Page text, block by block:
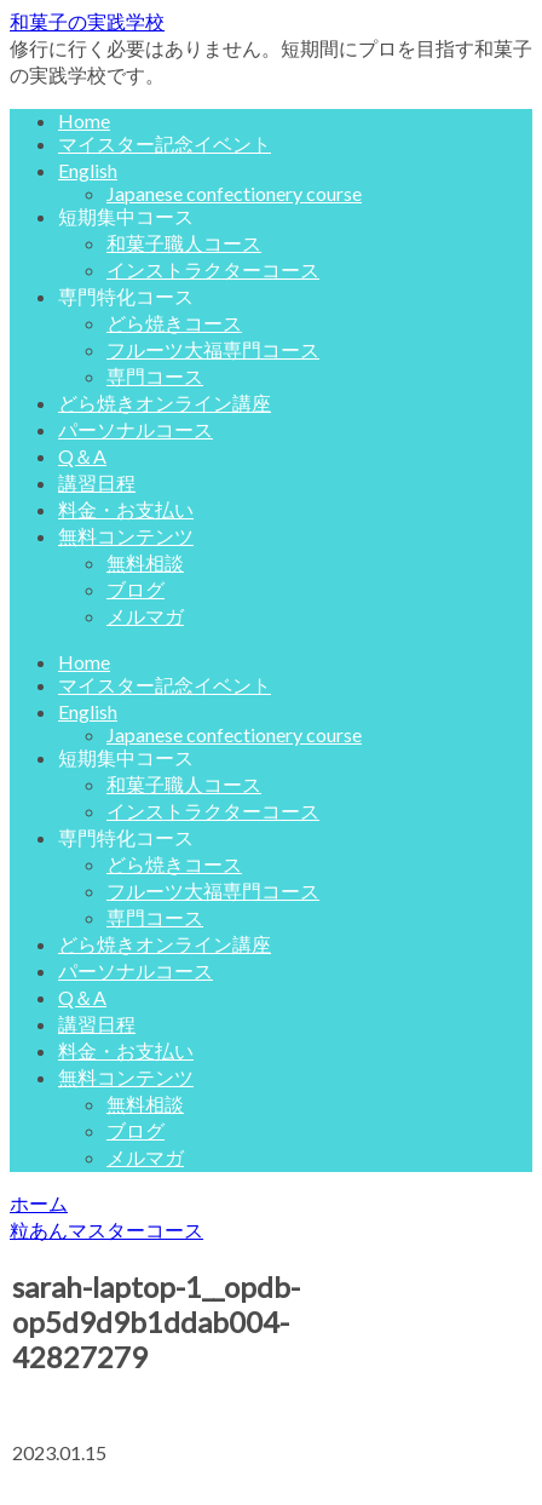
和菓子の実践学校
修行に行く必要はありません。短期間にプロを目指す和菓子
の実践学校です。
Home
マイスター記念イベント
English
Japanese confectionery course
短期集中コース
和菓子職人コース
インストラクターコース
専門特化コース
どら焼きコース
フルーツ大福専門コース
専門コース
どら焼きオンライン講座
パーソナルコース
Q＆A
講習日程
料金・お支払い
無料コンテンツ
無料相談
ブログ
メルマガ
Home
マイスター記念イベント
English
Japanese confectionery course
短期集中コース
和菓子職人コース
インストラクターコース
専門特化コース
どら焼きコース
フルーツ大福専門コース
専門コース
どら焼きオンライン講座
パーソナルコース
Q＆A
講習日程
料金・お支払い
無料コンテンツ
無料相談
ブログ
メルマガ
ホーム
粒あんマスターコース
sarah-laptop-1__opdb-
op5d9d9b1ddab004-
42827279
2023.01.15